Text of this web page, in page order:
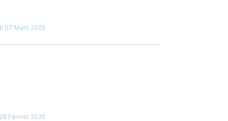
07 Mars 2025
Février 2025